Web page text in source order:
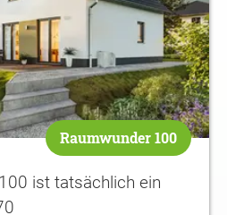
Raumwunder 100
ist tatsächlich ein